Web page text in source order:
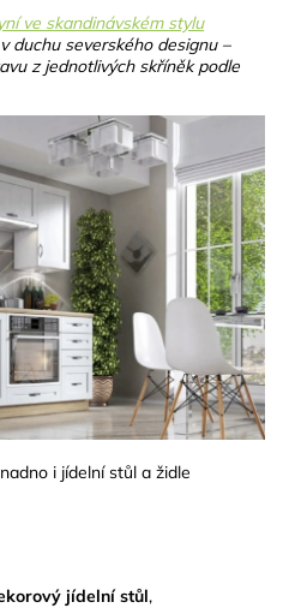
ve skandinávském stylu
duchu severského designu –
z jednotlivých skříněk podle
i jídelní stůl a židle
jídelní stůl,